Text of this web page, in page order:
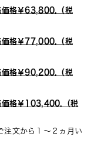
価格￥63,800.（税
価格￥77,000.（税
価格￥90,200.（税
価格￥103,400.（税
文から１～２ヵ月い